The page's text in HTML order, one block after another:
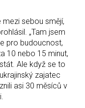
mezi sebou smějí,
„Tam jsem
pro budoucnost,
10 nebo 15 minut,
Ale když se to
zajatec
asi 30 měsíců v